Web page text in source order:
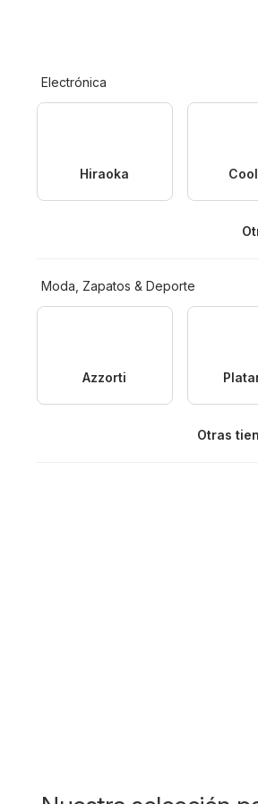
Electrónica
Hiraoka
Moda, Zapatos & Deporte
Azzorti
Otras